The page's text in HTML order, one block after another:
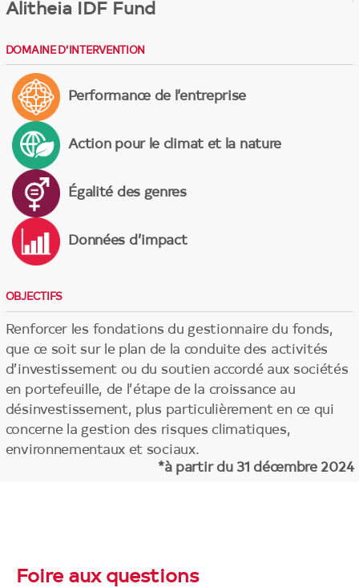
Alitheia IDF Fund
DOMAINE D’INTERVENTION
Performance de l’entreprise
Action pour le climat et la nature
Égalité des genres
Données d’impact
OBJECTIFS
Renforcer les fondations du gestionnaire du fonds,
que ce soit sur le plan de la conduite des activités
d’investissement ou du soutien accordé aux sociétés
en portefeuille, de l’étape de la croissance au
désinvestissement, plus particulièrement en ce qui
concerne la gestion des risques climatiques,
environnementaux et sociaux.
*à partir du 31 décembre 2024
Foire aux questions